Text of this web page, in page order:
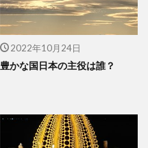
2022年10月24日
豊かな国日本の主役は誰？